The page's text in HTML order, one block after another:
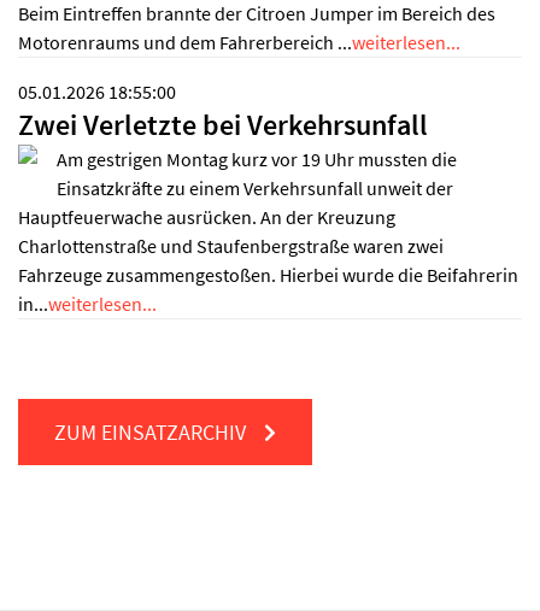
Beim Eintreffen brannte der Citroen Jumper im Bereich des
Motorenraums und dem Fahrerbereich ...weiterlesen...
05.01.2026 18:55:00
Zwei Verletzte bei Verkehrsunfall
Am gestrigen Montag kurz vor 19 Uhr mussten die
Einsatzkräfte zu einem Verkehrsunfall unweit der
Hauptfeuerwache ausrücken. An der Kreuzung
Charlottenstraße und Staufenbergstraße waren zwei
Fahrzeuge zusammengestoßen. Hierbei wurde die Beifahrerin
in...weiterlesen...
ZUM EINSATZARCHIV